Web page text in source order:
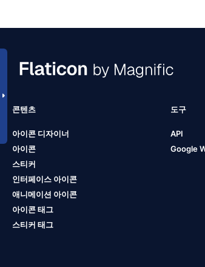
콘텐츠
아이콘 디자이너
아이콘
스티커
인터페이스 아이콘
애니메이션 아이콘
아이콘 태그
스티커 태그
도구
API
Google